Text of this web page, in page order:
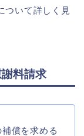
ついて詳しく見
料請求
償を求める